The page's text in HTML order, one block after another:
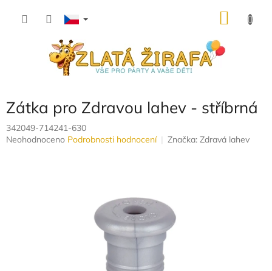
Zátka pro Zdravou lahev - stříbrná
342049-714241-630
Průměrné
Neohodnoceno Podrobnosti hodnocení Značka: Zdravá lahev